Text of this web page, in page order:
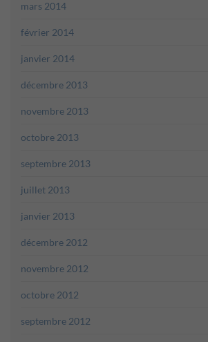
mars 2014
février 2014
janvier 2014
décembre 2013
novembre 2013
octobre 2013
septembre 2013
juillet 2013
janvier 2013
décembre 2012
novembre 2012
octobre 2012
septembre 2012